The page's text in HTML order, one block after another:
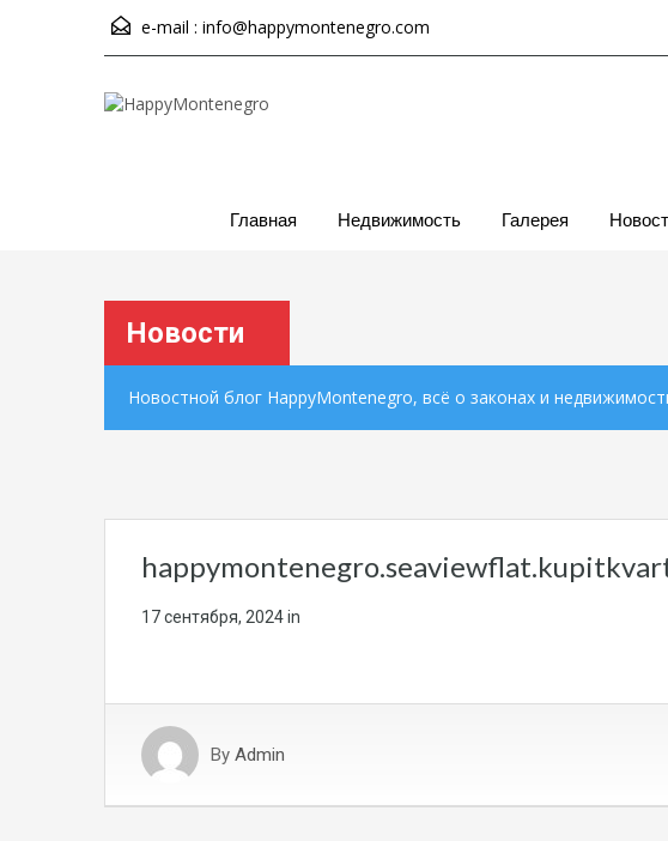
e-mail : info@happymontenegro.com
Главная Недвижимость Галерея
Новости
Новостной блог HappyMontenegro, всё о законах и
17 сентября, 2024in
By Admin